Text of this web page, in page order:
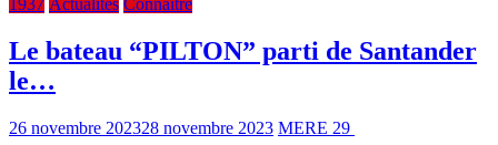
Le bateau “PILTON” parti de Santander
le…
26 novembre 202328 novembre 2023 MERE 29